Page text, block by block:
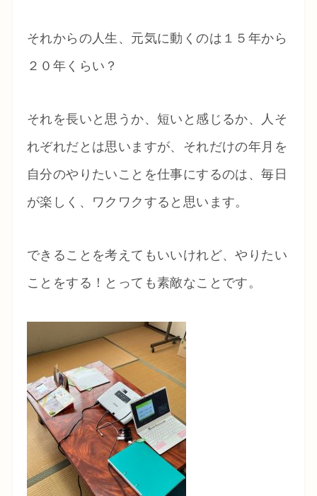
それからの人生、元気に動くのは１５年から
２０年くらい？
それを長いと思うか、短いと感じるか、人そ
れぞれだとは思いますが、それだけの年月を
自分のやりたいことを仕事にするのは、毎日
が楽しく、ワクワクすると思います。
できることを考えてもいいけれど、やりたい
ことをする！とっても素敵なことです。